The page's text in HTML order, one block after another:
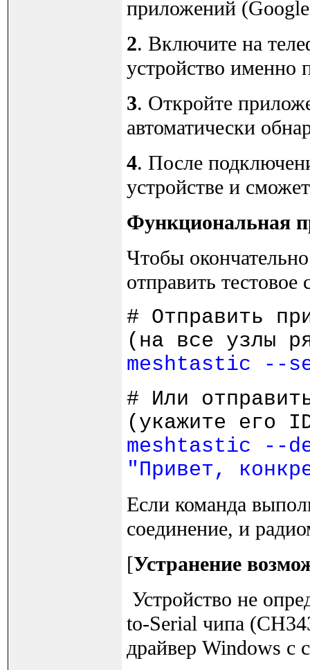
приложений
2. Включите на
устройство именно
3. Откройте
автоматически
4. После
устройстве и
Функциональная
Чтобы
отправить
# Отправить
(на все узлы
meshtastic --
# Или
(укажите его
meshtastic --
"Привет,
Если команда
соединение, и
[Устранение
Устройство не
to-Serial чипа
драйвер Windows с